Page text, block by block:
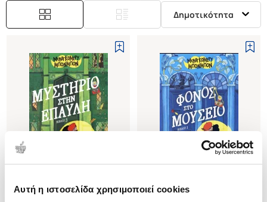
Αυτή η ιστοσελίδα χρησιμοποιεί cookies
Δημοτικότητα
(0 )